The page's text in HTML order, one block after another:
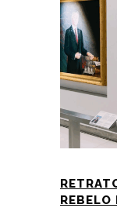
REBELO